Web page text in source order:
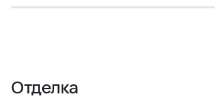
Отделка